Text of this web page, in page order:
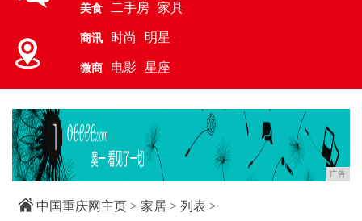
美食 二手房 家具
商讯 时尚 明星
微商 电影 星座
广告
中国重庆网主页 > 家居 > 列表 >